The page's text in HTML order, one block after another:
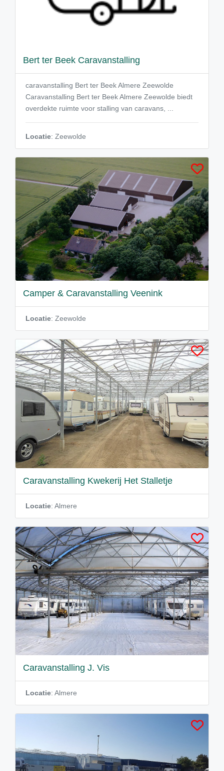
Bert ter Beek Caravanstalling
caravanstalling Bert ter Beek Almere Zeewolde
Caravanstalling Bert ter Beek Almere Zeewolde biedt
overdekte ruimte voor stalling van caravans, ...
Locatie: Zeewolde
Camper & Caravanstalling Veenink
Locatie: Zeewolde
Caravanstalling Kwekerij Het Stalletje
Locatie: Almere
Caravanstalling J. Vis
Locatie: Almere